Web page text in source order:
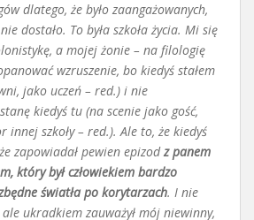
dlatego, że było zaangażowanych,
dostało. To była szkoła życia. Mi się
a mojej żonie – na filologię
wzruszenie, bo kiedyś stałem
jako uczeń – red.) i nie
kiedyś tu (na scenie jako gość,
innej szkoły – red.). Ale to, że kiedyś
zapowiadał pewien epizodz panem
który był człowiekiem bardzo
światła po korytarzach. I nie
ukradkiem zauważył mój niewinny,